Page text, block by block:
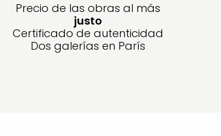
Precio de las obras al más
justo
Certificado de autenticidad
Dos galerías en París